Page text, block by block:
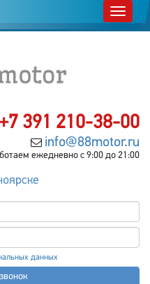
391 210-38-00
info@88motor.ru
ежедневно с 9:00 до 21:00
данных